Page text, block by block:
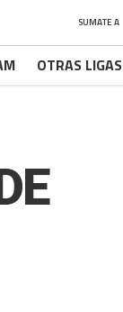
SUMATE A
OTRAS LIGAS